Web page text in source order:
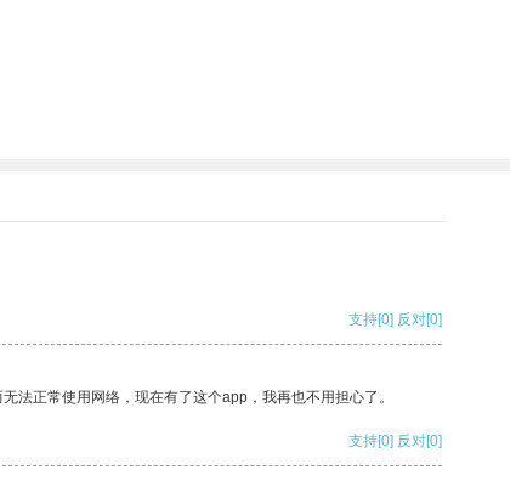
支持[0] 反对[0]
法正常使用网络，现在有了这个app，我再也不用担心了。
支持[0] 反对[0]